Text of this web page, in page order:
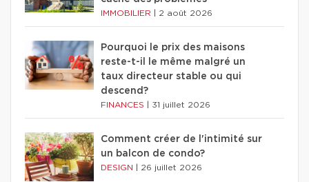
IMMOBILIER 2 août 2026
Pourquoi le prix des maisons
reste-t-il le même malgré un
taux directeur stable ou qui
descend?
FINANCES 31 juillet 2026
Comment créer de l'intimité sur
un balcon de condo?
DESIGN 26 juillet 2026